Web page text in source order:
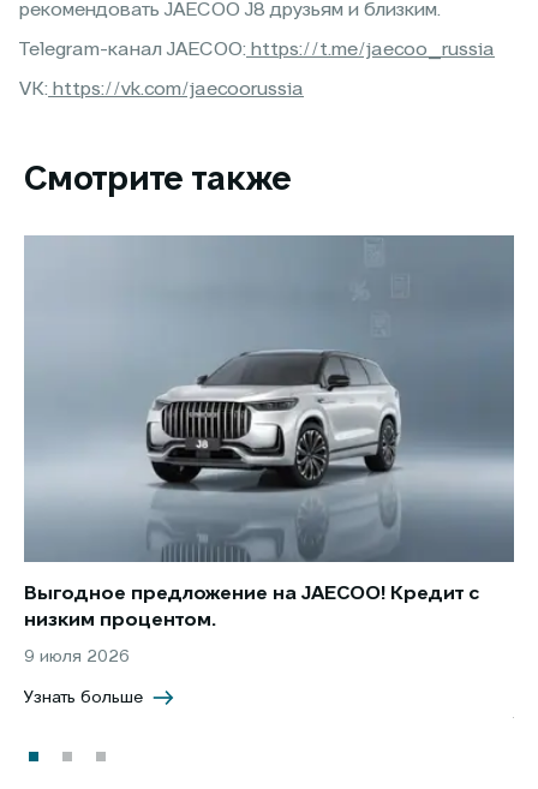
рекомендовать JAECOO J8 друзьям и близким.
Telegram-канал JAECOO: https://t.me/jaecoo_russia
VK: https://vk.com/jaecoorussia
Смотрите также
Выгодное предложение на JAECOO! Кредит с
низким процентом.
9 июля 2026
Узнать больше